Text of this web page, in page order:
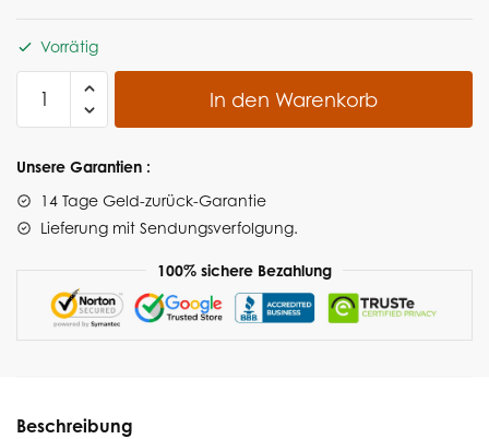
Vorrätig
In den Warenkorb
Unsere Garantien :
14 Tage Geld-zurück-Garantie
Lieferung mit Sendungsverfolgung.
100% sichere Bezahlung
Beschreibung